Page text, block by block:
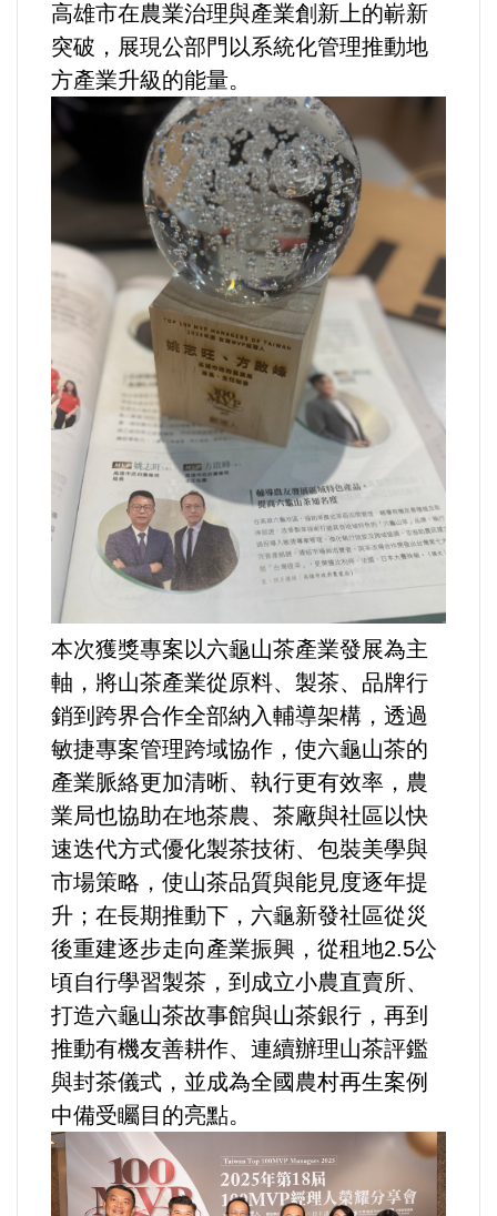
中美台
正能量
餐飲美食
法制/司法/監督
防災/救災
考試/監察
國安/國防/外交
自然/地理/景觀/地球
都市發展與都市建設
財務金融/稅制改革
選舉/民調
觀光旅遊
生物科技
出版（影音/圖書/雜誌）
發明/專利
文化資產/文物保護
旅館/民宿
高雄市在農業治理與產業創新上的嶄新
突破，展現公部門以系統化管理推動地
方產業升級的能量。
本次獲獎專案以六龜山茶產業發展為主
軸，將山茶產業從原料、製茶、品牌行
銷到跨界合作全部納入輔導架構，透過
敏捷專案管理跨域協作，使六龜山茶的
產業脈絡更加清晰、執行更有效率，農
業局也協助在地茶農、茶廠與社區以快
速迭代方式優化製茶技術、包裝美學與
市場策略，使山茶品質與能見度逐年提
升；在長期推動下，六龜新發社區從災
後重建逐步走向產業振興，從租地2.5公
頃自行學習製茶，到成立小農直賣所、
打造六龜山茶故事館與山茶銀行，再到
推動有機友善耕作、連續辦理山茶評鑑
與封茶儀式，並成為全國農村再生案例
中備受矚目的亮點。